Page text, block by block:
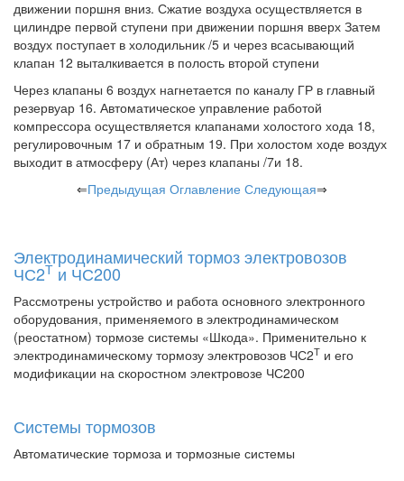
движении поршня вниз. Сжатие воздуха осуществляется в
цилиндре первой ступени при движении поршня вверх Затем
воздух поступает в холодильник /5 и через всасывающий
клапан 12 выталкивается в полость второй ступени
Через клапаны 6 воздух нагнетается по каналу ГР в главный
резервуар 16. Автоматическое управление работой
компрессора осуществляется клапанами холостого хода 18,
регулировочным 17 и обратным 19. При холостом ходе воздух
выходит в атмосферу (Ат) через клапаны /7и 18.
⇐Предыдущая Оглавление Следующая⇒
Электродинамический тормоз электровозов
ЧС2Т и ЧС200
Рассмотрены устройство и работа основного электронного
оборудования, применяемого в электродинамическом
(реостатном) тормозе системы «Шкода». Применительно к
электродинамическому тормозу электровозов ЧС2Т и его
модификации на скоростном электровозе ЧС200
Системы тормозов
Автоматические тормоза и тормозные системы